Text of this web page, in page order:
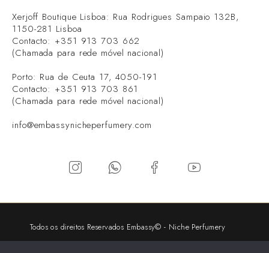
Xerjoff Boutique Lisboa: Rua Rodrigues Sampaio 132B,
1150-281 Lisboa
Contacto: +351 913 703 662
(Chamada para rede móvel nacional)
Porto: Rua de Ceuta 17, 4050-191
Contacto: +351 913 703 861
(Chamada para rede móvel nacional)
info@embassynicheperfumery.com
Todos os direitos Reservados Embassy© - Niche Perfumery
2026 - Desenvolvimento:V.P